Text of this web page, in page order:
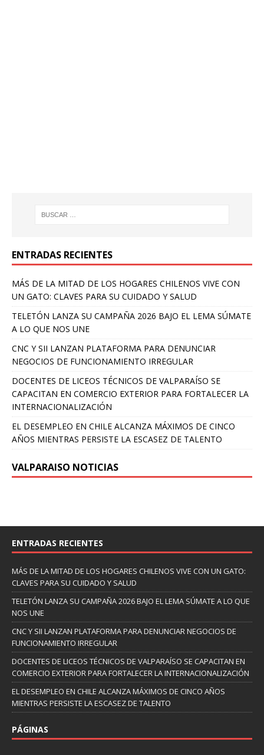
ENTRADAS RECIENTES
MÁS DE LA MITAD DE LOS HOGARES CHILENOS VIVE CON
UN GATO: CLAVES PARA SU CUIDADO Y SALUD
TELETÓN LANZA SU CAMPAÑA 2026 BAJO EL LEMA SÚMATE
A LO QUE NOS UNE
CNC Y SII LANZAN PLATAFORMA PARA DENUNCIAR
NEGOCIOS DE FUNCIONAMIENTO IRREGULAR
DOCENTES DE LICEOS TÉCNICOS DE VALPARAÍSO SE
CAPACITAN EN COMERCIO EXTERIOR PARA FORTALECER LA
INTERNACIONALIZACIÓN
EL DESEMPLEO EN CHILE ALCANZA MÁXIMOS DE CINCO
AÑOS MIENTRAS PERSISTE LA ESCASEZ DE TALENTO
VALPARAISO NOTICIAS
ENTRADAS RECIENTES
MÁS DE LA MITAD DE LOS HOGARES CHILENOS VIVE CON UN GATO:
CLAVES PARA SU CUIDADO Y SALUD
TELETÓN LANZA SU CAMPAÑA 2026 BAJO EL LEMA SÚMATE A LO QUE
NOS UNE
CNC Y SII LANZAN PLATAFORMA PARA DENUNCIAR NEGOCIOS DE
FUNCIONAMIENTO IRREGULAR
DOCENTES DE LICEOS TÉCNICOS DE VALPARAÍSO SE CAPACITAN EN
COMERCIO EXTERIOR PARA FORTALECER LA INTERNACIONALIZACIÓN
EL DESEMPLEO EN CHILE ALCANZA MÁXIMOS DE CINCO AÑOS
MIENTRAS PERSISTE LA ESCASEZ DE TALENTO
PÁGINAS